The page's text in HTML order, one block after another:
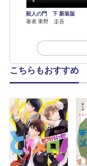
殺人の門 下 新装版
著者 東野 圭吾
こちらもおすすめ